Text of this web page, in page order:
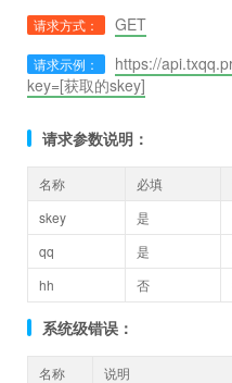
请求方式： GET
请求示例：
https://
key=[获取的skey]
请求参数说明：
名称 必填
skey
是
qq
是
hh
否
系统级错误：
名称
说明